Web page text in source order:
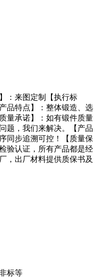
：来图定制【执行标
品特点】：整体锻造、选
量承诺】：如有锻件质量
题，我们来解决。【产品
同步追溯可控！【质量保
验认证，所有产品都是经
，出厂材料提供质保书及
标等